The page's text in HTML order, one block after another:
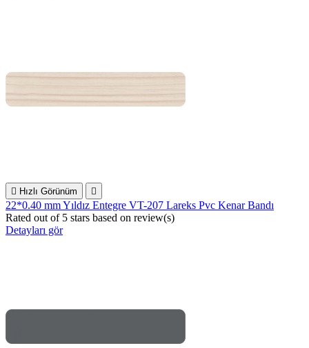
 Hızlı Görünüm 
22*0.40 mm Yıldız Entegre VT-207 Lareks Pvc Kenar Bandı
Rated out of 5 stars based on review(s)
Detayları gör